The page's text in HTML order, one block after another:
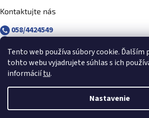
Tento web používa súbory cookie. Ďalším
tohto webu vyjadrujete súhlas s ich
informáciítu.
Nastavenie
Kontaktujte nás
058/4424549
revuca@majsterpapier.sk
Vytvoril Shoptet